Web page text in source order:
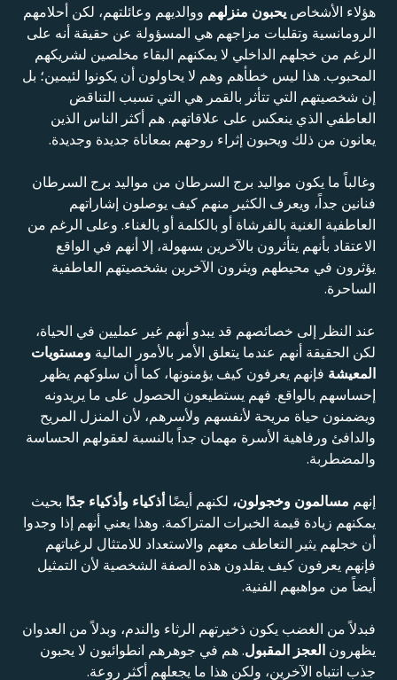
هؤلاء الأشخاص يحبون منزلهم ووالديهم وعائلتهم، لكن أحلامهم
الرومانسية وتقلبات مزاجهم هي المسؤولة عن حقيقة أنه على
الرغم من خجلهم الداخلي لا يمكنهم البقاء مخلصين لشريكهم
المحبوب. هذا ليس خطأهم وهم لا يحاولون أن يكونوا لئيمين؛ بل
إن شخصيتهم التي تتأثر بالقمر هي التي تسبب التناقض
العاطفي الذي ينعكس على علاقاتهم. هم أكثر الناس الذين
يعانون من ذلك ويحبون إثراء روحهم بمعاناة جديدة وجديدة.
وغالباً ما يكون مواليد برج السرطان من مواليد برج السرطان
فنانين جداً، ويعرف الكثير منهم كيف يوصلون إشاراتهم
العاطفية الغنية بالفرشاة أو بالكلمة أو بالغناء. وعلى الرغم من
الاعتقاد بأنهم يتأثرون بالآخرين بسهولة، إلا أنهم في الواقع
يؤثرون في محيطهم ويثرون الآخرين بشخصيتهم العاطفية
الساحرة.
عند النظر إلى خصائصهم قد يبدو أنهم غير عمليين في الحياة،
لكن الحقيقة أنهم عندما يتعلق الأمر بالأمور المالية ومستويات
المعيشة فإنهم يعرفون كيف يؤمنونها، كما أن سلوكهم يظهر
إحساسهم بالواقع. فهم يستطيعون الحصول على ما يريدونه
ويضمنون حياة مريحة لأنفسهم ولأسرهم، لأن المنزل المريح
والدافئ ورفاهية الأسرة مهمان جداً بالنسبة لعقولهم الحساسة
والمضطربة.
إنهم مسالمون وخجولون، لكنهم أيضًاأذكياء وأذكياء جدًا بحيث
يمكنهم زيادة قيمة الخبرات المتراكمة. وهذا يعني أنهم إذا وجدوا
أن خجلهم يثير التعاطف معهم والاستعداد للامتثال لرغباتهم
فإنهم يعرفون كيف يقلدون هذه الصفة الشخصية لأن التمثيل
أيضاً من مواهبهم الفنية.
فبدلاً من الغضب يكون ذخيرتهم الرثاء والندم، وبدلاً من العدوان
يظهرون العجز المقبول. هم في جوهرهم انطوائيون لا يحبون
جذب انتباه الآخرين، ولكن هذا ما يجعلهم أكثر روعة.